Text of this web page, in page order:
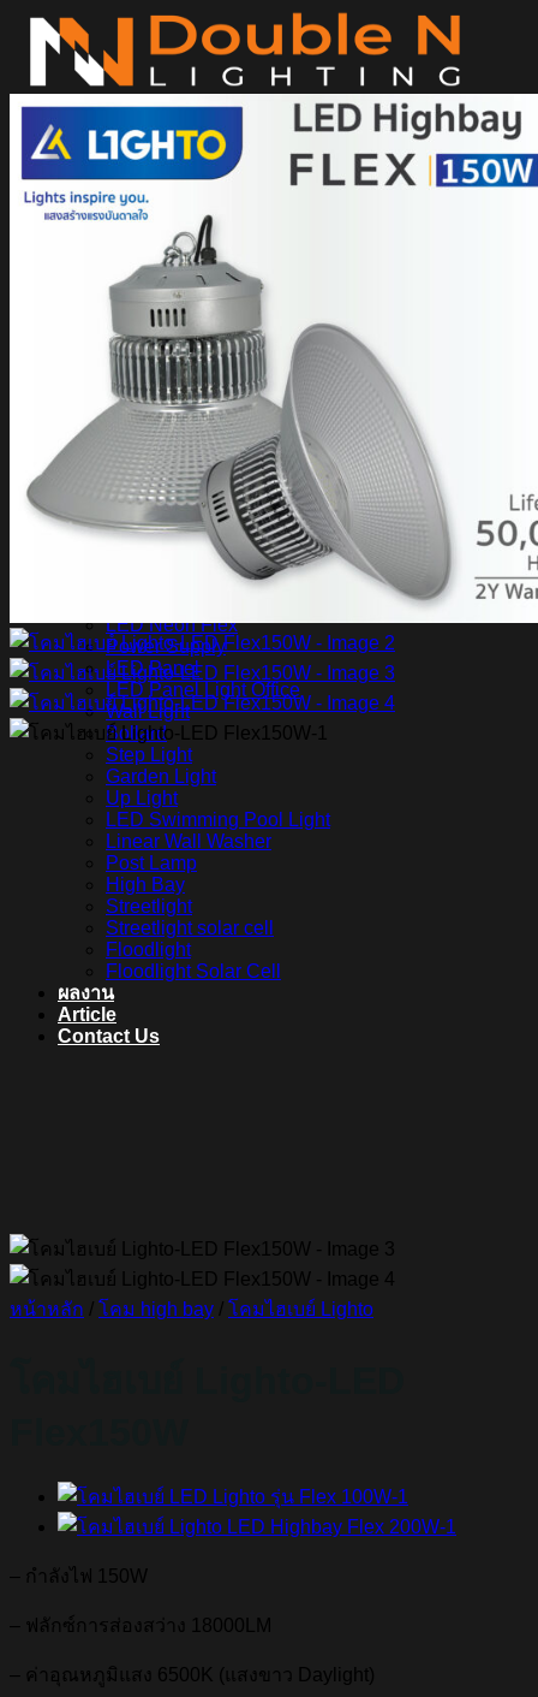
ข้าม
เนื้อหา
ค้นหา:
Home
Magnetic Light
Track light
Downlight
DOWNLIGHT E27
DOWNLIGHT AR111
Downlight LED COB
DOWNLIGHT GU10 MR16 MR11
หลอดไฟ LED
หลอดไฟ LED MEGAMAN
หลอดไฟ LED LAMPO
LED Neon Flex
Power Supply
LED Panel
LED Panel Light Office
Wall Light
Bollard
Step Light
Garden Light
Up Light
LED Swimming Pool Light
Linear Wall Washer
Post Lamp
High Bay
Streetlight
Streetlight solar cell
Floodlight
Floodlight Solar Cell
ผลงาน
Article
Contact Us
หน้าหลัก / โคม high bay / โคมไฮเบย์ Lighto
– กำลังไฟ 150W
– ฟลักซ์การส่องสว่าง 18000LM
– ค่าอุณหภูมิแสง 6500K (แสงขาว Daylight)